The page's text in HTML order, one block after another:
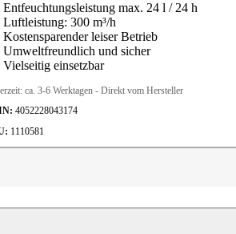
Entfeuchtungsleistung max. 24 l / 24 h
Luftleistung: 300 m³/h
Kostensparender leiser Betrieb
Umweltfreundlich und sicher
Vielseitig einsetzbar
ca. 3-6 Werktagen - Direkt vom Hersteller
4052228043174
1110581